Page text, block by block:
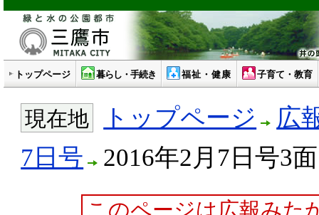
トップページ 暮らし・手続き 福祉・健康 子育て・教育
現在地 トップページ
広
7日号
2016年2月7日号3面
このページは広報みた